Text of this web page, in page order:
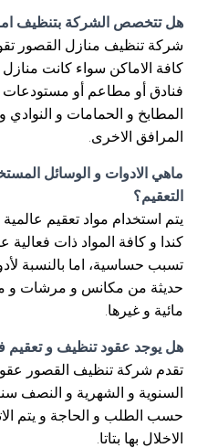
هل تتخصص الشركة بتنظيف
شركة تنظيف منازل القصور
كافة الاماكن سواء كانت منازل
فنادق أو مطاعم أو
المطابخ و الحمامات و
المرافق الاخرى.
ماهي الادوات و الوسائل
التعقيم؟
يتم استخدام مواد تعقيم عالمية
كندا و كافة المواد ذات فعالية
تسبب حساسية، اما بالنسبة
حديثة من مكانس و مرشات
مائية و غيرها.
هل يوجد عقود تنظيف و تعقيم
تقدم شركة تنظيف القصور
السنوية و الشهرية و النصف
حسب الطلب و الحاجة و يتم
الاخلال بها بتاتا.